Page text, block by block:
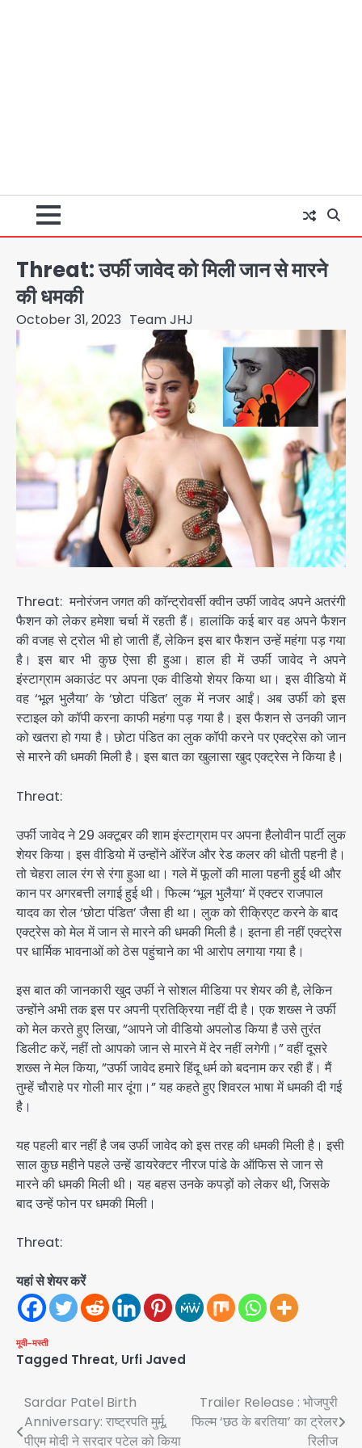
Threat: उर्फी जावेद को मिली जान से मारने
की धमकी
October 31, 2023 Team JHJ
Threat: मनोरंजन जगत की कॉन्ट्रोवर्सी क्वीन उर्फी जावेद अपने अतरंगी
फैशन को लेकर हमेशा चर्चा में रहती हैं। हालांकि कई बार वह अपने फैशन
की वजह से ट्रोल भी हो जाती हैं, लेकिन इस बार फैशन उन्हें महंगा पड़ गया
है। इस बार भी कुछ ऐसा ही हुआ। हाल ही में उर्फी जावेद ने अपने
इंस्टाग्राम अकाउंट पर अपना एक वीडियो शेयर किया था। इस वीडियो में
वह ‘भूल भुलैया’ के ‘छोटा पंडित’ लुक में नजर आईं। अब उर्फी को इस
स्टाइल को कॉपी करना काफी महंगा पड़ गया है। इस फैशन से उनकी जान
को खतरा हो गया है। छोटा पंडित का लुक कॉपी करने पर एक्ट्रेस को जान
से मारने की धमकी मिली है। इस बात का खुलासा खुद एक्ट्रेस ने किया है।
Threat:
उर्फी जावेद ने 29 अक्टूबर की शाम इंस्टाग्राम पर अपना हैलोवीन पार्टी लुक
शेयर किया। इस वीडियो में उन्होंने ऑरेंज और रेड कलर की धोती पहनी है।
तो चेहरा लाल रंग से रंगा हुआ था। गले में फूलों की माला पहनी हुई थी और
कान पर अगरबत्ती लगाई हुई थी। फिल्म ‘भूल भुलैया’ में एक्टर राजपाल
यादव का रोल ‘छोटा पंडित’ जैसा ही था। लुक को रीक्रिएट करने के बाद
एक्ट्रेस को मेल में जान से मारने की धमकी मिली है। इतना ही नहीं एक्ट्रेस
पर धार्मिक भावनाओं को ठेस पहुंचाने का भी आरोप लगाया गया है।
इस बात की जानकारी खुद उर्फी ने सोशल मीडिया पर शेयर की है, लेकिन
उन्होंने अभी तक इस पर अपनी प्रतिक्रिया नहीं दी है। एक शख्स ने उर्फी
को मेल करते हुए लिखा, ”आपने जो वीडियो अपलोड किया है उसे तुरंत
डिलीट करें, नहीं तो आपको जान से मारने में देर नहीं लगेगी।” वहीं दूसरे
शख्स ने मेल किया, ”उर्फी जावेद हमारे हिंदू धर्म को बदनाम कर रही हैं। मैं
तुम्हें चौराहे पर गोली मार दूंगा।” यह कहते हुए शिवरल भाषा में धमकी दी गई
है।
यह पहली बार नहीं है जब उर्फी जावेद को इस तरह की धमकी मिली है। इसी
साल कुछ महीने पहले उन्हें डायरेक्टर नीरज पांडे के ऑफिस से जान से
मारने की धमकी मिली थी। यह बहस उनके कपड़ों को लेकर थी, जिसके
बाद उन्हें फोन पर धमकी मिली।
Threat:
यहां से शेयर करें
मूवी-मस्ती
Tagged Threat, Urfi Javed
Post
navigation
Sardar Patel Birth
Anniversary: राष्ट्रपति मुर्मू,
पीएम मोदी ने सरदार पटेल को किया
Trailer Release : भोजपुरी
फिल्म ‘छठ के बरतिया’ का ट्रेलर
रिलीज